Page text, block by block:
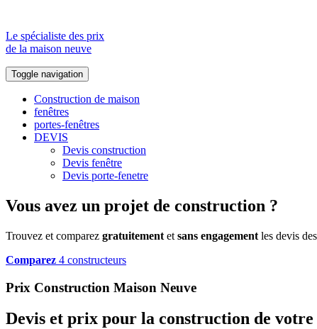
Le spécialiste des prix
de la maison neuve
Toggle navigation
Construction de maison
fenêtres
portes-fenêtres
DEVIS
Devis construction
Devis fenêtre
Devis porte-fenetre
Vous avez un projet de construction ?
Trouvez et comparez gratuitement et sans engagement les devis
Comparez 4 constructeurs
Prix Construction Maison Neuve
Devis et prix pour la construction de votre